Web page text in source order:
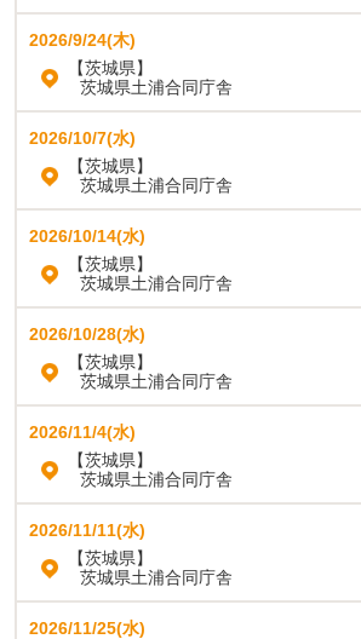
2026/9/24(木)
【茨城県】
茨城県土浦合同庁舎
2026/10/7(水)
【茨城県】
茨城県土浦合同庁舎
2026/10/14(水)
【茨城県】
茨城県土浦合同庁舎
2026/10/28(水)
【茨城県】
茨城県土浦合同庁舎
2026/11/4(水)
【茨城県】
茨城県土浦合同庁舎
2026/11/11(水)
【茨城県】
茨城県土浦合同庁舎
2026/11/25(水)